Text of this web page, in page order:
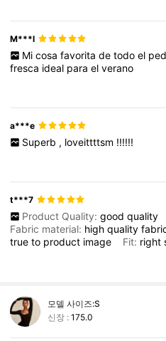
M***l
Mi cosa favorita de todo el
fresca ideal paraelverano
a***e
Superb , loveittttsm !!!!!!
t***7
Product Quality: good quality
Fabric material: highquality
trueto product image Fit: right
모델 사이즈:S
신장 : 175.0